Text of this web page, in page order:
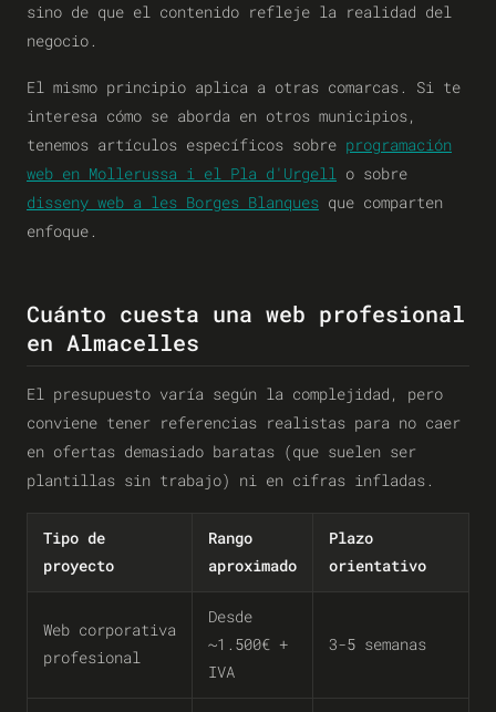
sino de que el contenido refleje la realidad del
negocio.
El mismo principio aplica a otras comarcas. Si te
interesa cómo se aborda en otros municipios,
tenemos artículos específicos sobre programación
web en Mollerussa i el Pla d'Urgell o sobre
disseny web a les Borges Blanques que comparten
enfoque.
Cuánto cuesta una web profesional
en Almacelles
El presupuesto varía según la complejidad, pero
conviene tener referencias realistas para no caer
en ofertas demasiado baratas (que suelen ser
plantillas sin trabajo) ni en cifras infladas.
Tipo de
proyecto
Rango
aproximado
Plazo
orientativo
Web corporativa
profesional
Desde
~1.500€ +
IVA
3-5 semanas